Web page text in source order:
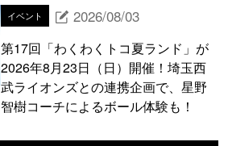
イベント 2026/08/03
第17回「わくわくトコ夏ランド」が
2026年8月23日（日）開催！埼玉西
武ライオンズとの連携企画で、星野
智樹コーチによるボール体験も！